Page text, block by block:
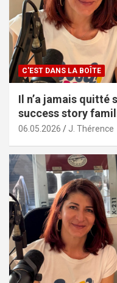
C'EST DANS LA BOÎTE
Il n’a jamais quitté
success story
06.05.2026 J. Thérence